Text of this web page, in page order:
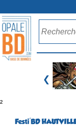
❮
²
Festi'BD